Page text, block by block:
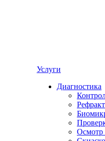
Услуги
Диагностика
Осмотр